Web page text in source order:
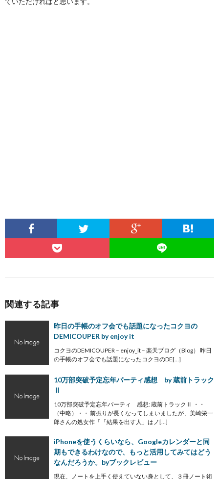
関連する記事
昨日の手帳のオフ会でも話題になったコクヨの
DEMICOUPER by enjoy it
コクヨのDEMICOUPER – enjoy_it – 楽天ブログ（Blog） 昨日
の手帳のオフ会でも話題になったコクヨのDE[…]
10万部突破予定忘年パーティ感想 by 蔵前トラック
Ⅱ
10万部突破予定忘年パーティ 感想: 蔵前トラックⅡ ・・
（中略）・・ 前振りが長くなってしまいましたが、美崎栄一
郎さんの処女作「「結果を出す人」はノ[…]
iPhoneを使うくらいなら、Googleカレンダーと同
期もできるわけなので、もっと活用してみてはどう
なんだろうか。byブックレビュー
現在、ノートを上手く使えていない身として、３冊ノート術